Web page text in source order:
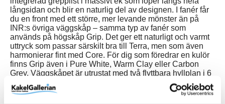
långsidan och blir en naturlig del av designen. I fanér får
du en front med ett större, mer levande mönster än på
INR:s övriga väggskåp – samma typ av fanér som
används på högskåp Grip. Det ger ett naturligt och varmt
uttryck som passar särskilt bra till Terra, men som även
harmonierar fint med Core. För dig som föredrar en kulör
finns Grip även i Pure White, Warm Clay eller Carbon
Grey. Väggskåpet är utrustat med två flyttbara hyllplan i 6
mm härdat glas för flexibel förvaring. Dörren är
mjukstängande och bidrar till en tyst, behaglig